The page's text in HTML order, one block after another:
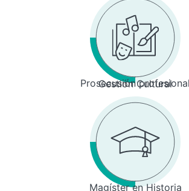
Prosecusión profesional
Gestión Cultural
Magíster en Historia